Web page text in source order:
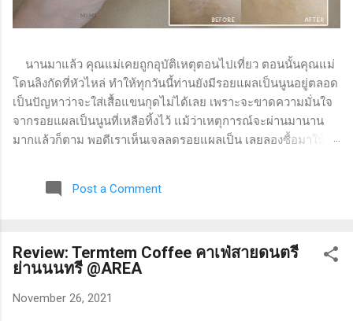
นานมาแล้ว คุณแม่เคยถูกอุบัติเหตุตอนไปเที่ยว ตอนนั้นคุณแม่
โดนลิงกัดที่หัวไหล่ ทำให้ทุกวันนี้ท่านยังมีรอยแผลเป็นนูนอยู่ตลอด
เป็นปัญหาว่าจะใส่เสื้อแขนกุดไม่ได้เลย เพราะจะขาดความมั่นใจ
จากรอยแผลเป็นนูนที่เหลือทิ้งไว้ แม้ว่าเหตุการณ์จะผ่านมานาน
มากแล้วก็ตาม พอดีเราเห็นเจลลดรอยแผลเป็น เลยลองซื้อมาให้
รอยแผลเป็น VITARA Ultra Silicone Scar ( ไวทาร่า อัลตร้า ซิลิ
โคน สการ์ ) เป็นซิลิโคนเจลสำหรับแผลเป็นนูน หรือคีลอยด์ ช่วย
ดูจางลง ไม่มีส่วนผสมของแอลกอฮอล์ และน้ำหอม เนื้อซิลิโคนเจล
กันน้ำ ผ่านการทดสอบทางผิวหนัง (dermatologically tested)
รอบกล่องมีรายละเอียดผลิตภัณฑ์อยู่ ปริมาณสุทธิ 9 กรัม วิธีใช้ :
Post a Comment
Review: Termtem Coffee คาเฟ่สายดนตรี
ย่านนนทรี @AREA
November 26, 2021